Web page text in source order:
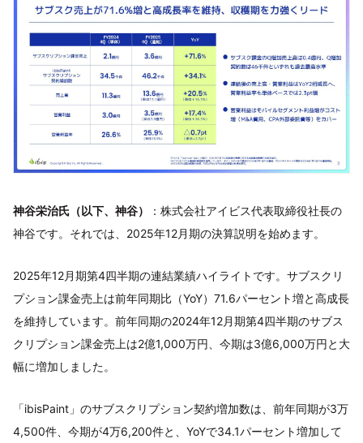
神谷栄治氏（以下、神谷）
：株式会社アイビス代表取締役社長の
神谷です。それでは、2025年12月期の決算説明を始めます。
2025年12月期第4四半期の連結業績ハイライトです。サブスクリ
プション課金売上は前年同期比（YoY）71.6パーセント増と高成長
を維持しています。前年同期の2024年12月期第4四半期のサブス
クリプション課金売上は2億1,000万円、今期は3億6,000万円と大
幅に増加しました。
「ibisPaint」のサブスクリプション契約増加数は、前年同期が3万
4,500件、今期が4万6,200件と、YoYで34.1パーセント増加して